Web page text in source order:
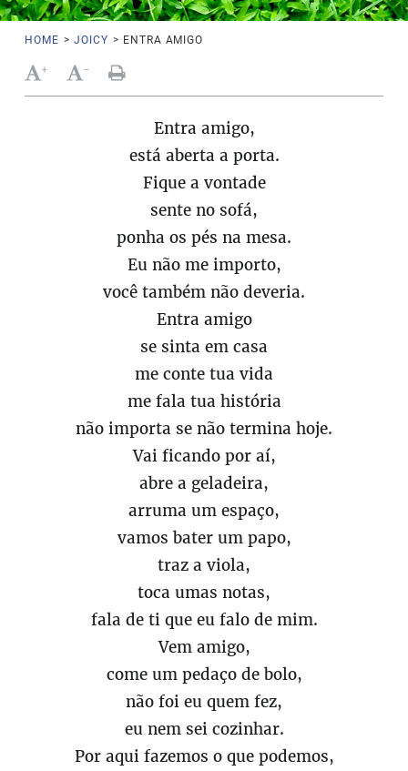
HOME > JOICY > ENTRA AMIGO
+ -
Entra amigo,
está aberta a porta.
Fique a vontade
sente no sofá,
ponha os pés na mesa.
Eu não me importo,
você também não deveria.
Entra amigo
se sinta em casa
me conte tua vida
me fala tua história
não importa se não termina hoje.
Vai ficando por aí,
abre a geladeira,
arruma um espaço,
vamos bater um papo,
traz a viola,
toca umas notas,
fala de ti que eu falo de mim.
Vem amigo,
come um pedaço de bolo,
não foi eu quem fez,
eu nem sei cozinhar.
Por aqui fazemos o que podemos,